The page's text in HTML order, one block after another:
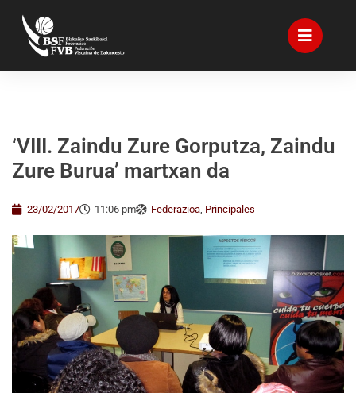
‘VIII. Zaindu Zure Gorputza, Zaindu
Zure Burua’ martxan da
23/02/2017 11:06 pm Federazioa, Principales